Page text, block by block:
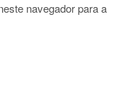
navegador para a